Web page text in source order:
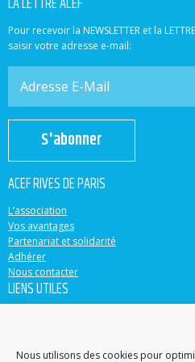
Nous utilisons des cookies pour
Pour recevoir la NEWSLETTER et la
saisir votre adresse e-mail:
S'abonner
ACEF RIVES DE PARIS
L’association
Vos avantages
Partenariat et solidarité
Adhérer
Nous contacter
LIENS UTILES